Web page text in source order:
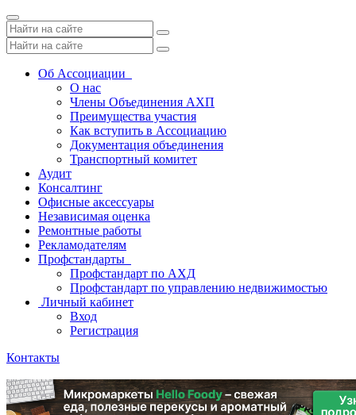
Toggle
navigation
Об Ассоциации
О нас
Члены Объединения АХП
Преимущества участия
Как вступить в Ассоциацию
Документация объединения
Транспортный комитет
Аудит
Консалтинг
Офисные аксессуары
Независимая оценка
Ремонтные работы
Рекламодателям
Профстандарты
Профстандарт по АХД
Профстандарт по управлению недвижимостью
Личный кабинет
Вход
Регистрация
Контакты